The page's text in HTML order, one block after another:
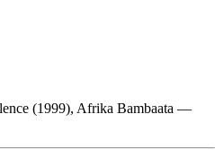
(1999), Afrika Bambaata —